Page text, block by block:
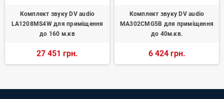
Комплект звуку DV audio
LA1208MS4W для приміщення
до 160 м.кв
27 451 грн.
Комплект звуку DV audio
MA302CMG5B для приміщення
до 40м.кв.
6 424 грн.